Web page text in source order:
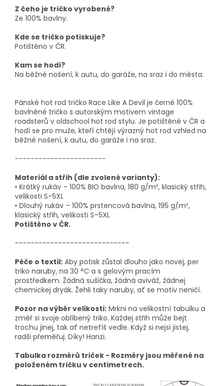
Z čeho je tričko vyrobené?
Ze 100% bavlny.
Kde se tričko potiskuje?
Potištěno v ČR.
Kam se hodí?
Na běžné nošení, k autu, do garáže, na sraz i do města.
Pánské hot rod tričko Race Like A Devil je černé 100%
bavlněné tričko s autorským motivem vintage
roadsterů v oldschool hot rod stylu. Je potištěné v ČR a
hodí se pro muže, kteří chtějí výrazný hot rod vzhled na
běžné nošení, k autu, do garáže i na sraz.
-----------------------
Materiál a střih (dle zvolené varianty):
• Krátký rukáv – 100% BIO bavlna, 180 g/m², klasický střih,
velikosti S–5XL
• Dlouhý rukáv – 100% prstencová bavlna, 195 g/m²,
klasický střih, velikosti S–5XL
Potištěno v ČR.
-----------------------------
Péče o textil: Aby potisk zůstal dlouho jako novej, per
triko naruby, na 30 °C a s gelovým pracím
prostředkem. Žádná sušička, žádná aviváž, žádnej
chemickej dryák. Žehli taky naruby, ať se motiv neničí.
Pozor na výběr velikosti: Mrkni na velikostní tabulku a
změř si svoje oblíbený triko. Každej střih může bejt
trochu jinej, tak ať netrefíš vedle. Když si nejsi jistej,
radši přeměřuj. Díky! Hanzi.
Tabulka rozměrů triček - Rozměry jsou měřené na
položeném tričku v centimetrech.